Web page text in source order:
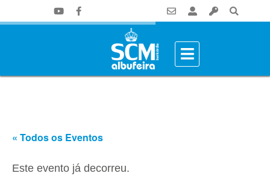
« Todos os Eventos
Este evento já decorreu.